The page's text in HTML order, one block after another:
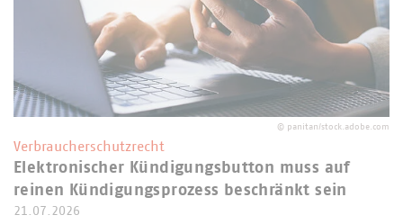
© panitan/stock.adobe.com
Verbraucherschutzrecht
Elektronischer Kündigungsbutton muss auf
reinen Kündigungsprozess beschränkt sein
21.07.2026